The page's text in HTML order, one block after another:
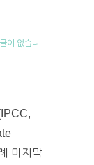
이 없습니
마지막